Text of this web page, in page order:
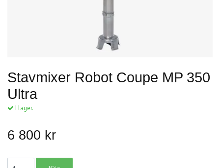
Stavmixer Robot Coupe MP 350
Ultra
I lager.
6 800 kr